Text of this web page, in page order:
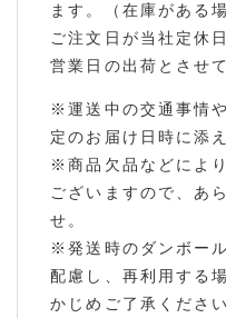
ます。（在庫がある場
ご注文日が当社定休
営業日の出荷とさせ
※運送中の交通事情
定のお届け日時に添
※商品欠品などによ
ございますので、あ
せ。
※発送時のダンボー
配慮し、再利用する
かじめご了承くださ